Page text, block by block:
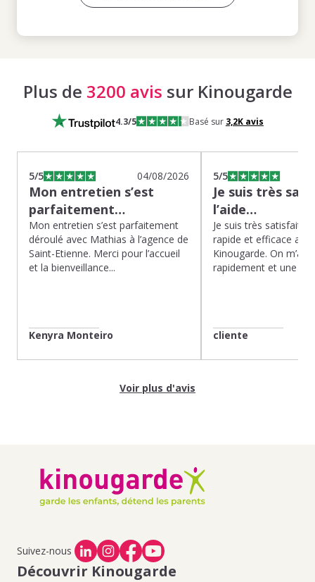
Plus de 3200 avis sur Kinougarde
4.3/5 Basé sur 3,2Kavis
5/5 04/08/2026
Mon entretien s’est
parfaitement…
Mon entretien s’est parfaitement
déroulé avec Mathias à l’agence de
Saint-Etienne. Merci pour l’accueil
et la bienveillance...
Kenyra Monteiro
5/5
Je suis très
l’aide…
Je suis très satisfaite
rapide et efficace
Kinougarde. On m’a
rapidement et une
cliente
Voir plus d'avis
Suivez-nous
Découvrir Kinougarde